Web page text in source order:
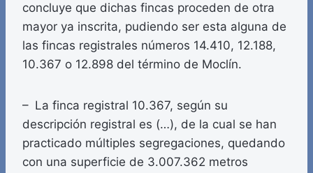
concluye que dichas fincas proceden de otra
mayor ya inscrita, pudiendo ser esta alguna de
las fincas registrales números 14.410, 12.188,
10.367 o 12.898 del término de Moclín.
– La finca registral 10.367, según su
descripción registral es (…), de la cual se han
practicado múltiples segregaciones, quedando
con una superficie de 3.007.362 metros